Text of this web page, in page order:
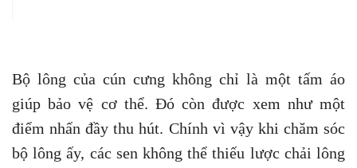
Bộ lông của cún cưng không chỉ là một tấm áo
giúp bảo vệ cơ thể. Đó còn được xem như một
điểm nhấn đầy thu hút. Chính vì vậy khi chăm sóc
bộ lông ấy, các sen không thể thiếu lược chải lông